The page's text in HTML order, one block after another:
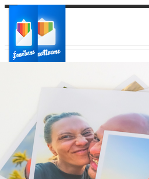
Ваш регион доставки
Выберите из списка: